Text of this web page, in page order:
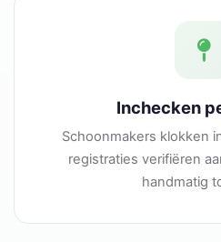
Inchecken
Schoonmakers klokken
registraties verifiëren
handmatig